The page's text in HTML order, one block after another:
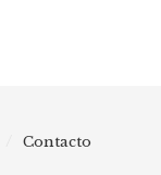
Contacto